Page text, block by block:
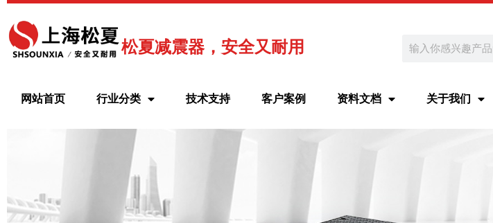
至
内
松夏减震器，安全又耐用
网站首页 行业分类 技术支持 客户案例 资料文档 关于我们